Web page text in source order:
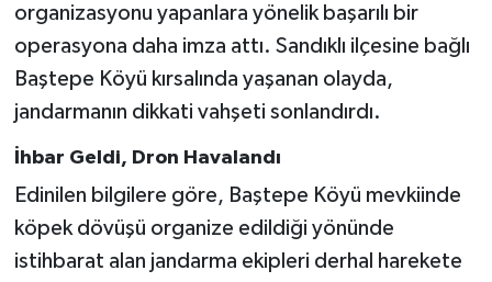
organizasyonu yapanlara yönelik başarılı bir
operasyona daha imza attı. Sandıklı ilçesine bağlı
Baştepe Köyü kırsalında yaşanan olayda,
jandarmanın dikkati vahşeti sonlandırdı.
İhbar Geldi, Dron Havalandı
Edinilen bilgilere göre, Baştepe Köyü mevkiinde
köpek dövüşü organize edildiği yönünde
istihbarat alan jandarma ekipleri derhal harekete